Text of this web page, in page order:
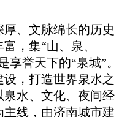
、文脉绵长的历史
，集“山、泉、
享誉天下的“泉城”。
，打造世界泉水之
水、文化、夜间经
线，由济南城市建